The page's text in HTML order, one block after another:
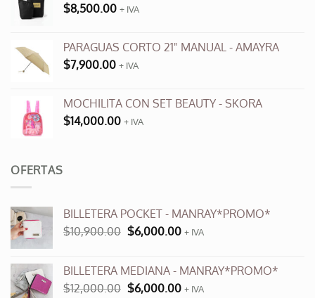
página
producto
$8,500.00 + IVA
PARAGUAS CORTO 21" MANUAL - AMAYRA
$7,900.00 + IVA
MOCHILITA CON SET BEAUTY - SKORA
$14,000.00 + IVA
OFERTAS
BILLETERA POCKET - MANRAY*PROMO*
$10,900.00 El
era:
$10,900.00.
$6,000.00El
es:
$6,000.00.
+ IVA
BILLETERA MEDIANA - MANRAY*PROMO*
$12,000.00 El
$6,000.00El+ IVA